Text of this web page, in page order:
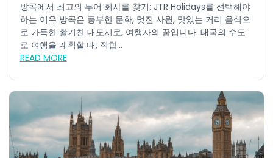
방콕에서 최고의 투어 회사를 찾기: JTR Holidays를 선택해야
하는 이유 방콕은 풍부한 문화, 멋진 사원, 맛있는 거리 음식으
로 가득한 활기찬 대도시로, 여행자의 꿈입니다. 태국의 수도
로 여행을 계획할 때, 적합...
READ MORE